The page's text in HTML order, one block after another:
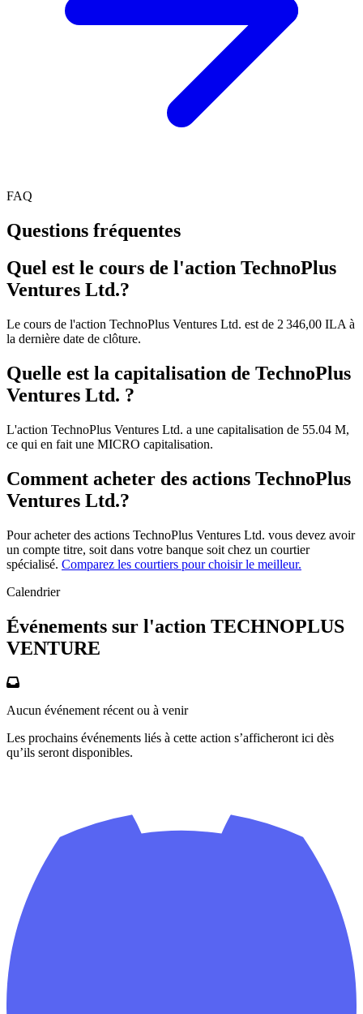
FAQ
Questions fréquentes
Quel est le cours de l'action TechnoPlus
Ventures Ltd.?
Le cours de l'action TechnoPlus Ventures Ltd. est de 2 346,00 ILA à
la dernière date de clôture.
Quelle est la capitalisation de TechnoPlus
Ventures Ltd. ?
L'action TechnoPlus Ventures Ltd. a une capitalisation de 55.04 M,
ce qui en fait une MICRO capitalisation.
Comment acheter des actions TechnoPlus
Ventures Ltd.?
Pour acheter des actions TechnoPlus Ventures Ltd. vous devez avoir
un compte titre, soit dans votre banque soit chez un courtier
spécialisé. Comparez les courtiers pour choisir le meilleur.
Calendrier
Événements sur l'action TECHNOPLUS
VENTURE
Aucun événement récent ou à venir
Les prochains événements liés à cette action s’afficheront ici dès
qu’ils seront disponibles.